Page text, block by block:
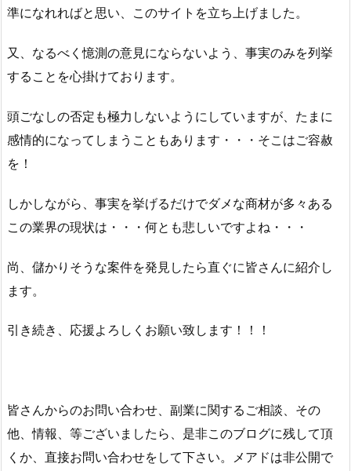
準になれればと思い、このサイトを立ち上げました。
又、なるべく憶測の意見にならないよう、事実のみを列挙
することを心掛けております。
頭ごなしの否定も極力しないようにしていますが、たまに
感情的になってしまうこともあります・・・そこはご容赦
を！
しかしながら、事実を挙げるだけでダメな商材が多々ある
この業界の現状は・・・何とも悲しいですよね・・・
尚、儲かりそうな案件を発見したら直ぐに皆さんに紹介し
ます。
引き続き、応援よろしくお願い致します！！！
皆さんからのお問い合わせ、副業に関するご相談、その
他、情報、等ございましたら、是非このブログに残して頂
くか、直接お問い合わせをして下さい。メアドは非公開で